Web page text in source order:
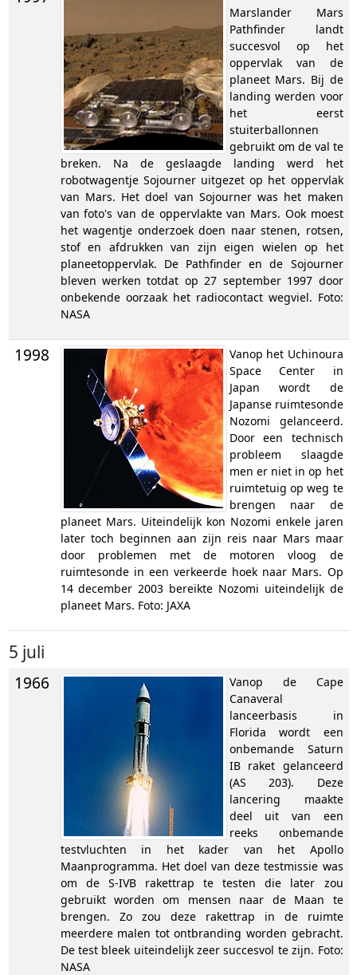
Marslander Mars
Pathfinder landt
succesvol op het
oppervlak van de
planeet Mars. Bij de
landing werden voor
het eerst
stuiterballonnen
gebruikt om de val te
breken. Na de geslaagde landing werd het
robotwagentje Sojourner uitgezet op het oppervlak
van Mars. Het doel van Sojourner was het maken
van foto's van de oppervlakte van Mars. Ook moest
het wagentje onderzoek doen naar stenen, rotsen,
stof en afdrukken van zijn eigen wielen op het
planeetoppervlak. De Pathfinder en de Sojourner
bleven werken totdat op 27 september 1997 door
onbekende oorzaak het radiocontact wegviel. Foto:
NASA
1998
Vanop het Uchinoura
Space Center in
Japan wordt de
Japanse ruimtesonde
Nozomi gelanceerd.
Door een technisch
probleem slaagde
men er niet in op het
ruimtetuig op weg te
brengen naar de
planeet Mars. Uiteindelijk kon Nozomi enkele jaren
later toch beginnen aan zijn reis naar Mars maar
door problemen met de motoren vloog de
ruimtesonde in een verkeerde hoek naar Mars. Op
14 december 2003 bereikte Nozomi uiteindelijk de
planeet Mars. Foto: JAXA
5 juli
1966
Vanop de Cape
Canaveral
lanceerbasis in
Florida wordt een
onbemande Saturn
IB raket gelanceerd
(AS 203). Deze
lancering maakte
deel uit van een
reeks onbemande
testvluchten in het kader van het Apollo
Maanprogramma. Het doel van deze testmissie was
om de S-IVB rakettrap te testen die later zou
gebruikt worden om mensen naar de Maan te
brengen. Zo zou deze rakettrap in de ruimte
meerdere malen tot ontbranding worden gebracht.
De test bleek uiteindelijk zeer succesvol te zijn. Foto:
NASA